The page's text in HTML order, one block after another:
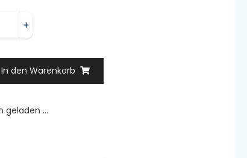
In den Warenkorb
geladen ...